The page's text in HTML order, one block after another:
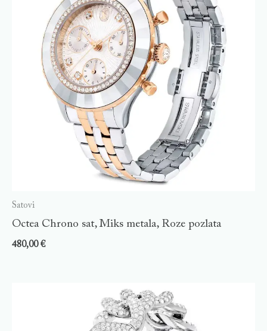
Satovi
Octea Chrono sat, Miks metala, Roze pozlata
480,00€